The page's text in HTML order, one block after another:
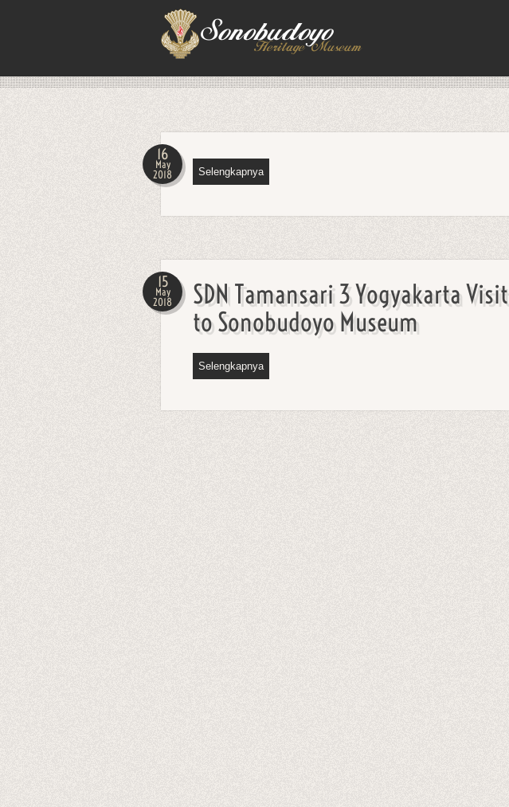
16
May
2018
Selengkapnya
15
May
2018
SDN Tamansari 3 Yogyakarta Visit
to Sonobudoyo Museum
Selengkapnya